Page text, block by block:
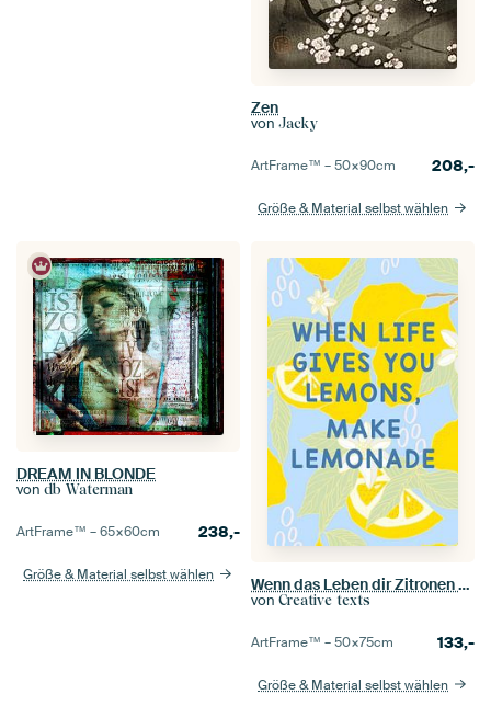
Zen
von Jacky
ArtFrame™ –50×90cm 208,-
Größe & Material selbst wählen
DREAM IN BLONDE
von db Waterman
ArtFrame™ –65×60cm 238,-
Größe & Material selbst wählen Wenn das Leben dir Zitronen gibt, mach Limonade
von Creative texts
ArtFrame™ –50×75cm 133,-
Größe & Material selbst wählen